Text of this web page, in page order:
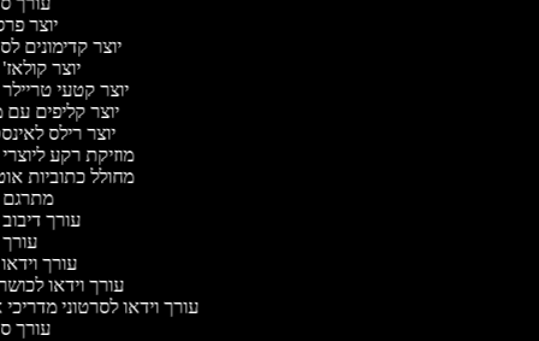
יוצר
יוצר קדימונים
יוצר
יוצר קטעי
יוצר קליפים
יוצר רילס
מוזיקת רקע
מחולל כתוביות
עורך
עורך
עורך וידאו
עורך וידאו לסרטוני
עורך